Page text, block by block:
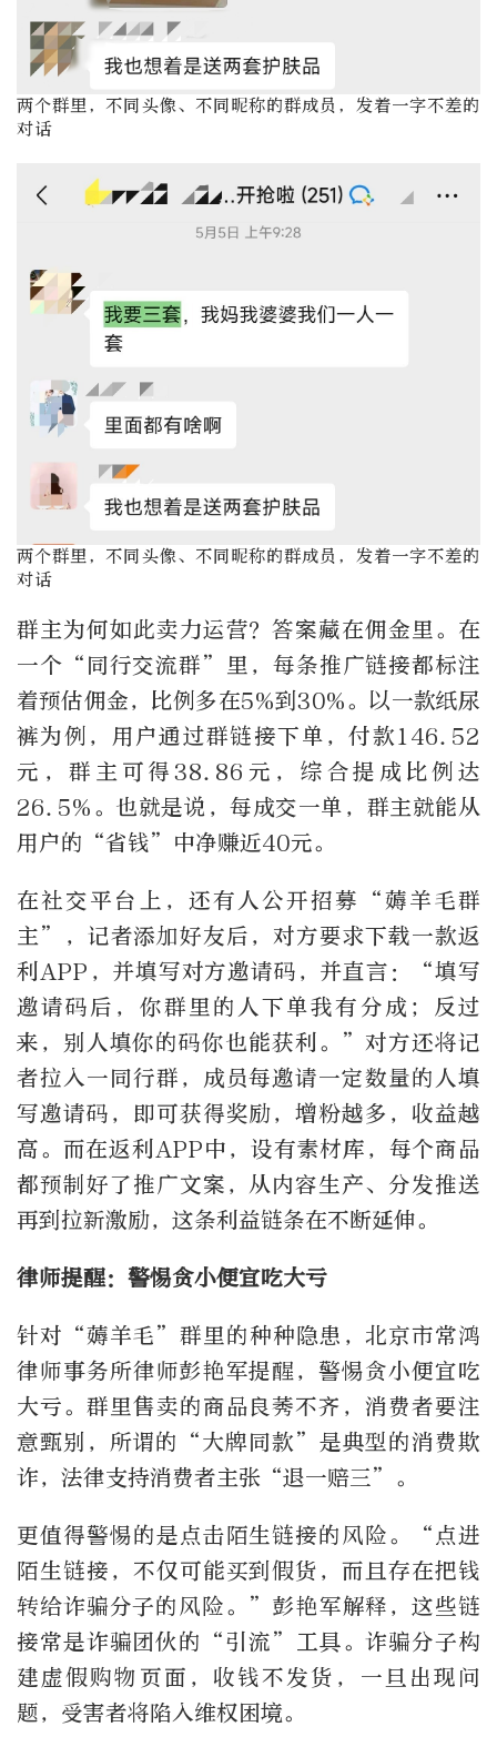
两个群里，不同头像、不同昵称的群成员，发着一字不差的
对话
两个群里，不同头像、不同昵称的群成员，发着一字不差的
对话
群主为何如此卖力运营？答案藏在佣金里。在
一个 “ 同行交流群”
里，每条推广链接都标注
着预估佣金，比例多在5%到30%。以一款纸尿
裤为例，用户通过群链接下单，付款 146.52
元，群主可得 38.86 元，综合提成比例达
26.5% 。也就是说，每成交一单，群主就能从
用户的 “省钱” 中净赚近40元。
在社交平台上，还有人公开招募 “薅羊毛群
主”
，记者添加好友后，对方要求下载一款返
利 APP ，并填写对方邀请码，并直言： “填写
邀请码后，你群里的人下单我有分成；反过
来，别人填你的码你也能获利。
” 对方还将记
者拉入一同行群，成员每邀请一定数量的人填
写邀请码，即可获得奖励，增粉越多，收益越
高。而在返利 APP中，设有素材库，每个商品
都预制好了推广文案，从内容生产、分发推送
再到拉新激励，这条利益链条在不断延伸。
律师提醒：警惕贪小便宜吃大亏
针对“薅羊毛”群里的种种隐患，北京市常鸿
律师事务所律师彭艳军提醒，警惕贪小便宜吃
大亏。群里售卖的商品良莠不齐，消费者要注
意甄别，所谓的
“大牌同款” 是典型的消费欺
诈，法律支持消费者主张 “退一赔三” 。
更值得警惕的是点击陌生链接的风险。 “ 点进
陌生链接，不仅可能买到假货，而且存在把钱
转给诈骗分子的风险。”彭艳军解释，这些链
接常是诈骗团伙的
“引流”
工具。诈骗分子构
建虚假购物页面，收钱不发货，一旦出现问
题，受害者将陷入维权困境。